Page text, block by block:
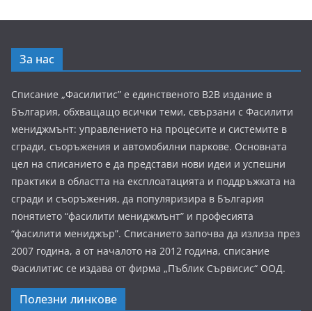
За нас
Списание „Фасилитис” е единственото B2B издание в
България, обхващащо всички теми, свързани с Фасилити
мениджмънт: управлението на процесите и системите в
сгради, съоръжения и автомобилни паркове. Основната
цел на списанието е да представи нови идеи и успешни
практики в областта на експлоатацията и поддръжката на
сгради и съоръжения, да популяризира в България
понятието “фасилити мениджмънт” и професията
“фасилити мениджър”. Списанието започва да излиза през
2007 година, а от началото на 2012 година, списание
Фасилитис се издава от фирма „Пъблик Сървисис“ ООД.
Полезни линкове